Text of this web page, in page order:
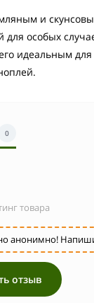
и
для особых
идеальным
0
товара
анонимно! Напиши
отзыв